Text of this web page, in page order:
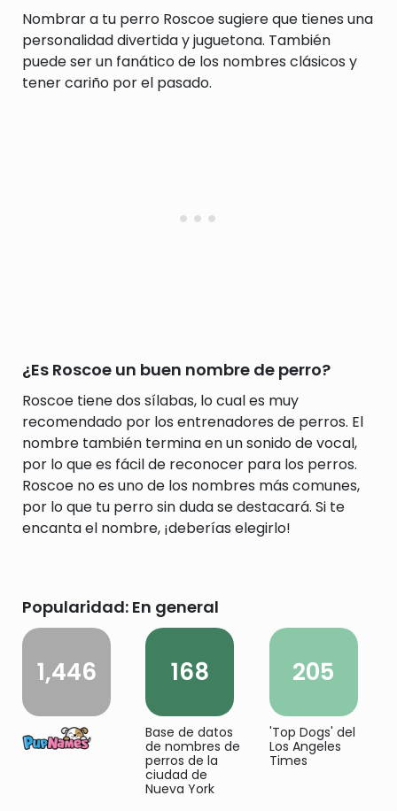
Nombrar a tu perro Roscoe sugiere que tienes una
personalidad divertida y juguetona. También
puede ser un fanático de los nombres clásicos y
tener cariño por el pasado.
¿Es Roscoe un buen nombre de perro?
Roscoe tiene dos sílabas, lo cual es muy
recomendado por los entrenadores de perros. El
nombre también termina en un sonido de vocal,
por lo que es fácil de reconocer para los perros.
Roscoe no es uno de los nombres más comunes,
por lo que tu perro sin duda se destacará. Si te
encanta el nombre, ¡deberías elegirlo!
Popularidad: En general
1,446 168
Base de datos
de nombres de
perros de la
ciudad de
Nueva York
205
'Top Dogs' del
Los Angeles
Times